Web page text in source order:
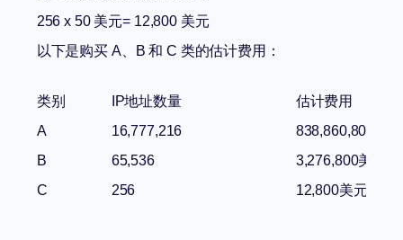
256 x 50 美元= 12,800 美元
以下是购买 A、B 和 C 类的估计费用：
类别 IP地址数量
估计费用
A
16,777,216
838,860,800美元
B
65,536
3,276,800美元
C
256 12,800美元